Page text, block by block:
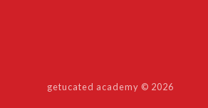
getucated academy © 2026